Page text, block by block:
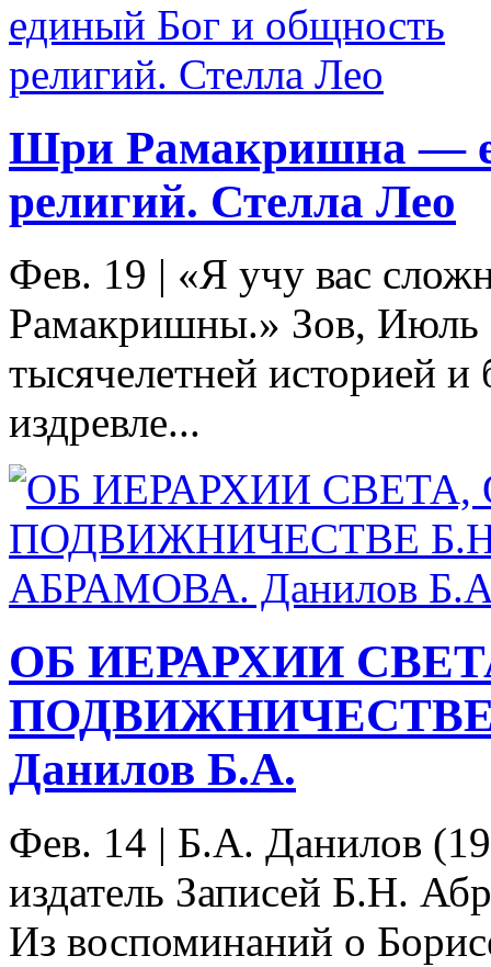
Шри Рамакришна —
религий. Стелла Лео
Фев. 19 | «Я учу вас
Рамакришны.» Зов, Июль
тысячелетней историей
издревле...
ОБ ИЕРАРХИИ
Данилов Б.А.
Фев. 14 | Б.А. Данилов
издатель Записей Б.Н.
Из воспоминаний о